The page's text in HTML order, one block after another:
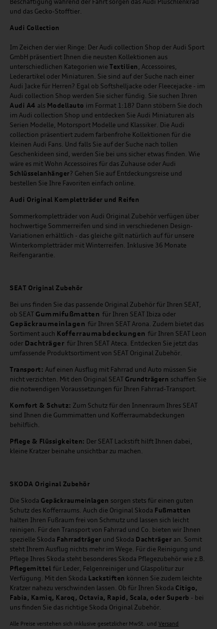
Beschäftigung während der Fahrt sorgen das Audi Plüschlenkrad
und das Gecko-Stofftier.
Audi Collection
Im Zeichen der vier Ringe: Der Audi collection Shop der Audi Sport
GmbH präsentiert Ihnen die neusten Kollektionen aus
unterschiedlichen Kategorien wie Textilien, Accessoires,
Lederartikel oder Miniaturen. Sie sind auf der Suche nach einer
Audi Jacke für Herren? Egal ob Softshelljacke oder Fleecejacke - im
Audi collection Shop werden Sie sicher fündig. Sie suchen Ihren
Audi A4 als Modellauto im Format 1:18? Dann stöbern Sie doch
im Audi collection Shop und entdecken Sie Audi Miniaturen als
Serien Modelle, Motorsport Modelle und Klassiker. Die Audi
collection präsentiert zudem farbenfrohe Kollektionen für die
kleinen Audi Fans. Und falls Sie auf der Suche nach tollen
Geschenkideen sind, werden Sie bei uns sicher etwas finden. Wie
wäre es mit Wohn Accessoires für das Zuhause oder Audi
Schlüsselanhänger? Gehen Sie auf Entdeckungsreise und
bestellen Sie Ihre Favoriten einfach online.
Audi Original Kompletträder und Reifen
Sommerkompletträder von Audi Original Zubehör verfügen über
hochwertige Sommerreifen und sind in verschiedenen Design-
Variationen erhältlich - das gleiche gilt natürlich auf für unsere
Winterkompletträder mit Winterreifen. Inklusive 36 Monate
Reifengarantie.
SEAT Original Zubehör
Bei uns finden Sie das passende Original Zubehör für Ihren SEAT,
ob SEAT Gummifußmatten für Ihren SEAT Ibiza oder
Gepäckraumeinlagen für Ihren SEAT Arona. Zudem bietet das
Sortiment auch Kofferraumabdeckungen für Ihren SEAT Leon
oder Dachträger für Ihren SEAT Ateca. Entdecken Sie jetzt das
umfassende Produktsortiment von SEAT Original Zubehör.
Transport: Auf einen Ausflug mit Fahrrad und Auto müssen Sie
nicht verzichten. Mit den Original SEAT Grundträgern schaffen Sie
die notwendigen Voraussetzungen für Ihren Fahrrad-Transport.
Komfort & Schutz: Zum Schutz für den Innenraum Ihres SEAT
sind Ihnen die Gummimatten und Kofferraumabdeckungen
behilflich.
Pflege & Flüssigkeiten: Der SEAT Lackstift hilft Ihnen dabei,
kleine Kratzer beinahe unsichtbar zu machen.
SKODA Original Zubehör
Die Skoda Gepäckraumeinlagen sorgen stets für einen guten
Schutz des Kofferraums. Auch die Original Skoda Fußmatten
halten Ihren Fußraum frei von Schmutz und lassen sich leicht
reinigen. Für den Transport von Fahrrad und Co. bieten wir Ihnen
spezielle Skoda Fahrradträger und Skoda Dachträger an. Somit
steht Ihrem Ausflug nichts mehr im Wege. Für die Reinigung und
Pflege Ihres Skoda steht besonderes Skoda Pflegezubehör wie z.B.
Pflegemittel für Leder, Felgenreiniger und Glaspolitur zur
Verfügung. Mit den Skoda Lackstiften können Sie zudem leichte
Kratzer nahezu verschwinden lassen. Ob für Ihren Skoda Citigo,
Fabia, Kamiq, Karoq, Octavia, Rapid, Scala, oder Superb - bei
uns finden Sie das richtige Skoda Original Zubehör.
Alle Preise verstehen sich inklusive gesetzlicher MwSt. und Versand